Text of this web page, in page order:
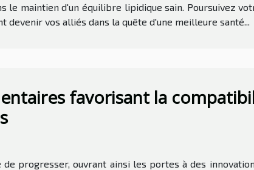
maintien d'un équilibre lipidique sain. Poursuivez
vos alliés dans la quête d'une meilleure santé...
favorisant la
de progresser, ouvrant ainsi les portes à des